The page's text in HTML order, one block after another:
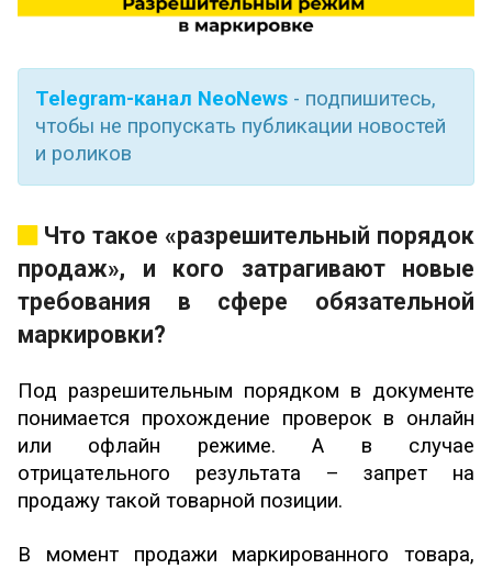
Telegram-канал NeoNews - подпишитесь,
чтобы не пропускать публикации новостей
и роликов
Что такое «разрешительный порядок
продаж», и кого затрагивают новые
требования в сфере обязательной
маркировки?
Под разрешительным порядком в документе
понимается прохождение проверок в онлайн
или офлайн режиме. А в случае
отрицательного результата – запрет на
продажу такой товарной позиции.
В момент продажи маркированного товара,